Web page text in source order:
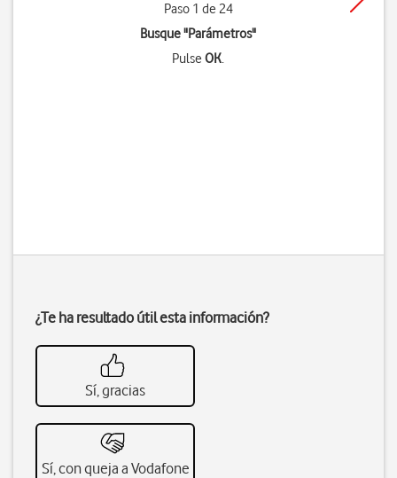
Paso 1 de 24
Busque "Parámetros"
PulseOK.
¿Te ha resultado útil esta información?
Sí, gracias
Sí, con queja a Vodafone